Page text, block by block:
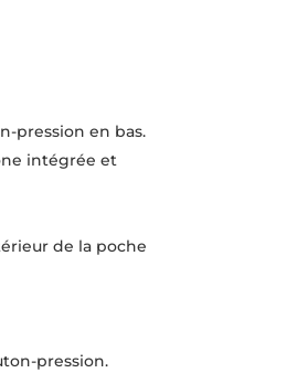
pression en bas.
intégrée et
de la poche
pression.